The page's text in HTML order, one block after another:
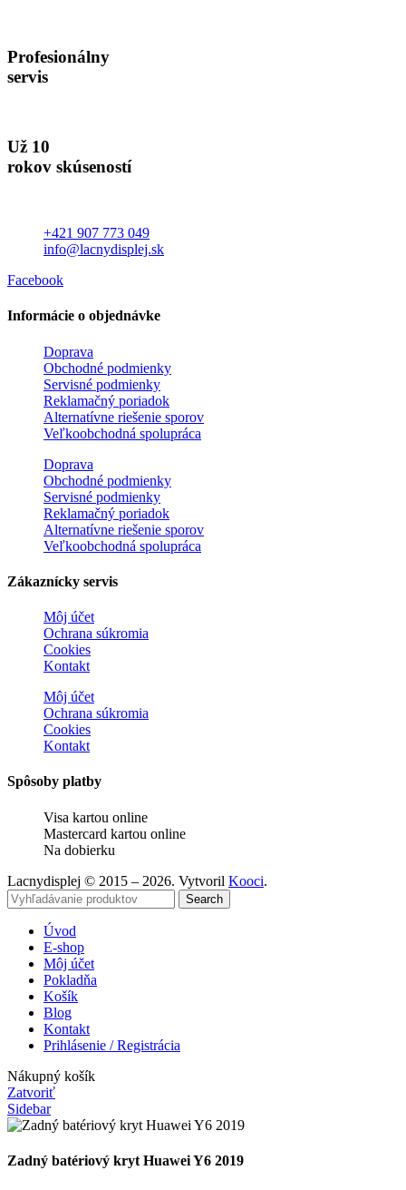
Profesionálny
servis
Už 10
rokov skúseností
+421 907 773 049
info@lacnydisplej.sk
Facebook
Informácie o objednávke
Doprava
Obchodné podmienky
Servisné podmienky
Reklamačný poriadok
Alternatívne riešenie sporov
Veľkoobchodná spolupráca
Doprava
Obchodné podmienky
Servisné podmienky
Reklamačný poriadok
Alternatívne riešenie sporov
Veľkoobchodná spolupráca
Zákaznícky servis
Môj účet
Ochrana súkromia
Cookies
Kontakt
Môj účet
Ochrana súkromia
Cookies
Kontakt
Spôsoby platby
Visa kartou online
Mastercard kartou online
Na dobierku
Lacnydisplej © 2015 – 2026. Vytvoril Kooci.
Search
Úvod
E-shop
Môj účet
Pokladňa
Košík
Blog
Kontakt
Prihlásenie / Registrácia
Nákupný košík
Zatvoriť
Sidebar
Zadný batériový kryt Huawei Y6 2019